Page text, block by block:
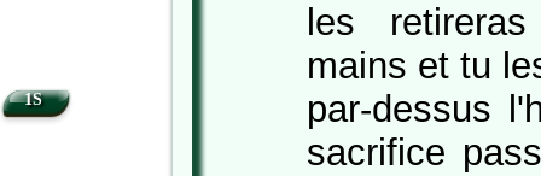
les
mains et tu
par-dessus
sacrifice
1S